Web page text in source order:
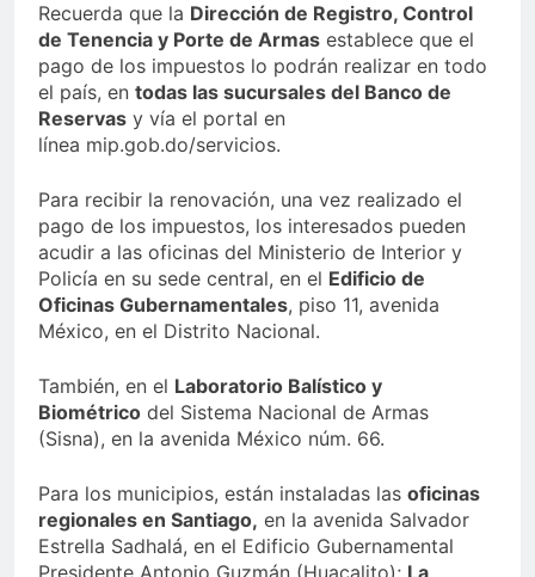
Recuerda que la Dirección de Registro, Control
de Tenencia y Porte de Armas establece que el
pago de los impuestos lo podrán realizar en todo
el país, en todas las sucursales del Banco de
Reservas y vía el portal en
línea mip.gob.do/servicios.
Para recibir la renovación, una vez realizado el
pago de los impuestos, los interesados pueden
acudir a las oficinas del Ministerio de Interior y
Policía en su sede central, en el Edificio de
Oficinas Gubernamentales, piso 11, avenida
México, en el Distrito Nacional.
También, en el Laboratorio Balístico y
Biométrico del Sistema Nacional de Armas
(Sisna), en la avenida México núm. 66.
Para los municipios, están instaladas las oficinas
regionales en Santiago, en la avenida Salvador
Estrella Sadhalá, en el Edificio Gubernamental